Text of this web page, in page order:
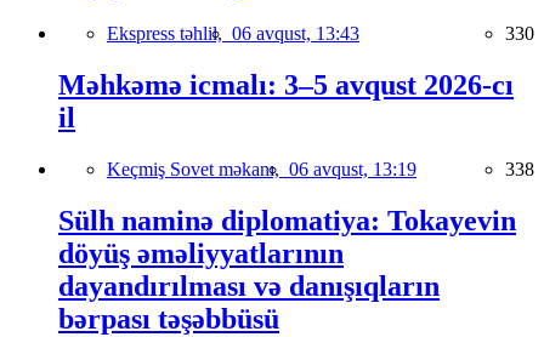
Ekspress təhlil, 06 avqust, 13:43 330
Məhkəmə icmalı: 3–5 avqust 2026-cı
il
Keçmiş Sovet məkanı, 06 avqust, 13:19 338
Sülh naminə diplomatiya: Tokayevin
döyüş əməliyyatlarının
dayandırılması və danışıqların
bərpası təşəbbüsü